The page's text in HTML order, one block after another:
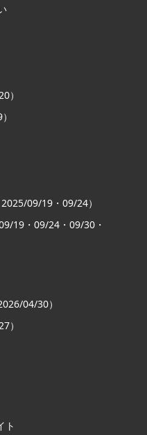
）
09/19・09/24）
19・09/24・09/30・
04/30）
）
ト